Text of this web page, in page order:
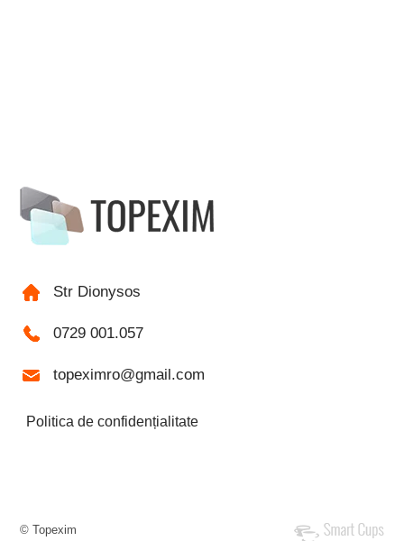
Str Dionysos
0729 001.057
topeximro@gmail.com
Politica de confidențialitate
© Topexim